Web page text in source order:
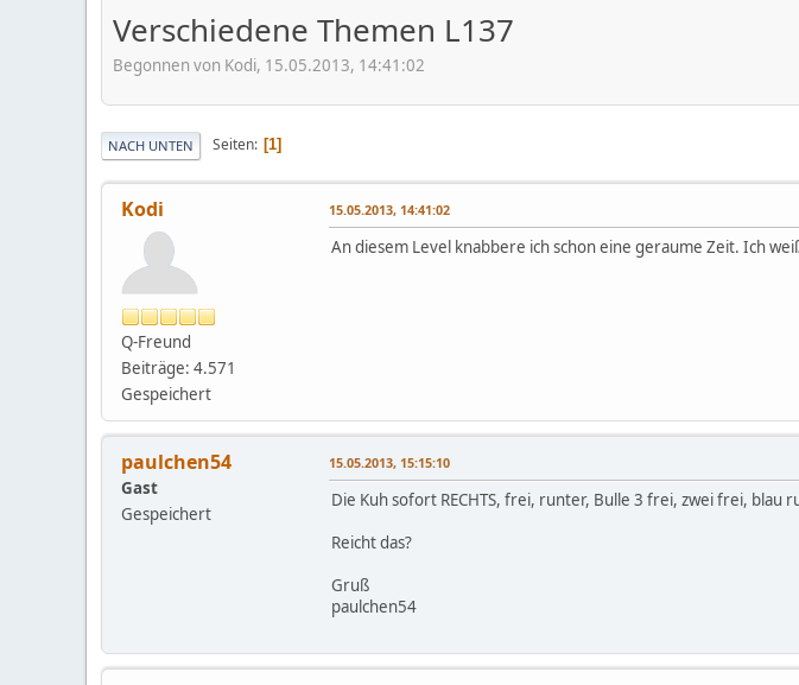
Verschiedene Themen L137
Begonnen von Kodi, 15.05.2013, 14:41:02
NACH UNTEN Seiten 1
Kodi
Q-Freund
Beiträge: 4.571
Gespeichert
15.05.2013, 14:41:02
An diesem Level knabbere ich schon eine geraume Zeit. Ich
paulchen54
Gast
Gespeichert
15.05.2013, 15:15:10
Die Kuh sofort RECHTS, frei, runter, Bulle 3 frei, zwei frei, blau
Reicht das?
Gruß
paulchen54